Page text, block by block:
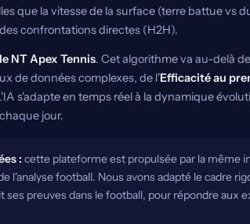
que la vitesse de la surface (terre battue vs
confrontations directes (H2H).
NT Apex Tennis. Cet algorithme va au-delà
de données complexes, de l'Efficacité au
s'adapte en temps réel à la dynamique
jour.
: cette plateforme est propulsée par la même
l'analyse football. Nous avons adapté le cadre
preuves dans le football, pour répondre aux